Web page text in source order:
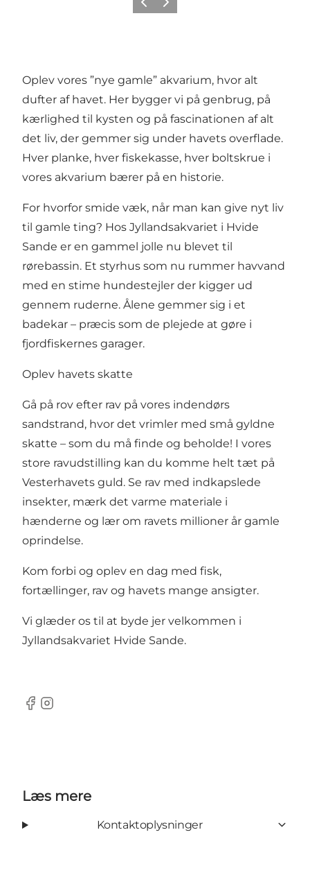
ForrigeNæste
Oplev vores ”nye gamle” akvarium, hvor alt
dufter af havet. Her bygger vi på genbrug, på
kærlighed til kysten og på fascinationen af alt
det liv, der gemmer sig under havets overflade.
Hver planke, hver fiskekasse, hver boltskrue i
vores akvarium bærer på en historie.
For hvorfor smide væk, når man kan give nyt liv
til gamle ting? Hos Jyllandsakvariet i Hvide
Sande er en gammel jolle nu blevet til
rørebassin. Et styrhus som nu rummer havvand
med en stime hundestejler der kigger ud
gennem ruderne. Ålene gemmer sig i et
badekar – præcis som de plejede at gøre i
fjordfiskernes garager.
Oplev havets skatte
Gå på rov efter rav på vores indendørs
sandstrand, hvor det vrimler med små gyldne
skatte – som du må finde og beholde! I vores
store ravudstilling kan du komme helt tæt på
Vesterhavets guld. Se rav med indkapslede
insekter, mærk det varme materiale i
hænderne og lær om ravets millioner år gamle
oprindelse.
Kom forbi og oplev en dag med fisk,
fortællinger, rav og havets mange ansigter.
Vi glæder os til at byde jer velkommen i
Jyllandsakvariet Hvide Sande.
Facebook
Instagram
Læs mere
Kontaktoplysninger